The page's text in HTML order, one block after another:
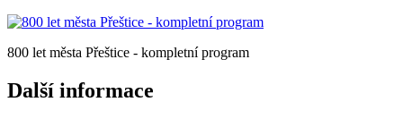
800 let města Přeštice - kompletní program
Další informace